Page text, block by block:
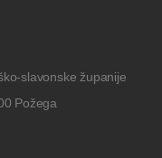
slavonske županije
Požega